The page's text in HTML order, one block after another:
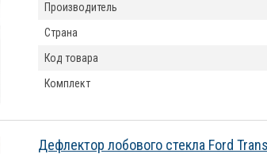
Производитель
Страна
Код товара
Комплект
Дефлектор лобового стекла Ford